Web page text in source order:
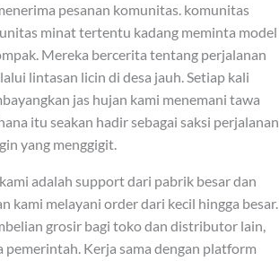
pesanan komunitas. komunitas
minat tertentu kadang meminta model
Mereka bercerita tentang perjalanan
lintasan licin di desa jauh. Setiap kali
jas hujan kami menemani tawa
itu seakan hadir sebagai saksi perjalanan
yang menggigit.
adalah support dari pabrik besar dan
kami melayani order dari kecil hingga besar.
grosir bagi toko dan distributor lain,
Kerja sama dengan platform